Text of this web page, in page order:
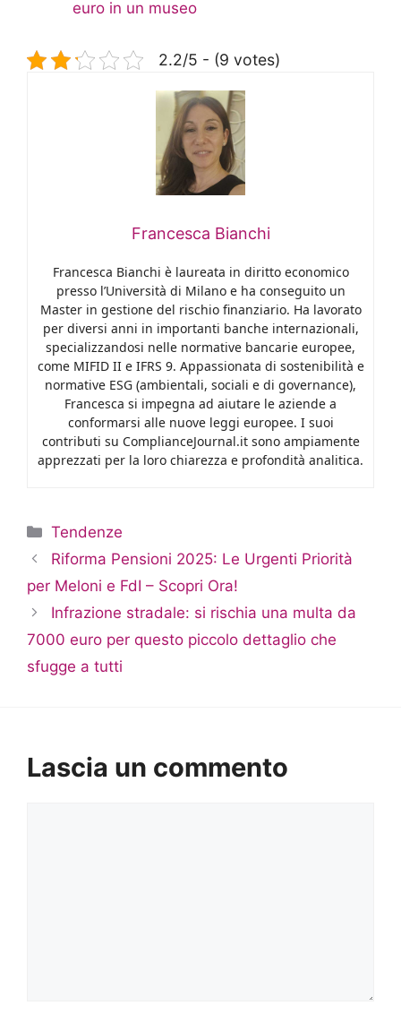
euro in un museo
2.2/5 - (9 votes)
Francesca Bianchi
Francesca Bianchi è laureata in diritto economico
presso l’Università di Milano e ha conseguito un
Master in gestione del rischio finanziario. Ha lavorato
per diversi anni in importanti banche internazionali,
specializzandosi nelle normative bancarie europee,
come MIFID II e IFRS 9. Appassionata di sostenibilità e
normative ESG (ambientali, sociali e di governance),
Francesca si impegna ad aiutare le aziende a
conformarsi alle nuove leggi europee. I suoi
contributi su ComplianceJournal.it sono ampiamente
apprezzati per la loro chiarezza e profondità analitica.
Categorie
Tendenze
Riforma Pensioni 2025: Le Urgenti Priorità
per Meloni e FdI – Scopri Ora!
Infrazione stradale: si rischia una multa da
7000 euro per questo piccolo dettaglio che
sfugge a tutti
Lascia un commento